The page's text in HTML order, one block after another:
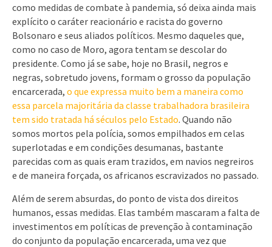
como medidas de combate à pandemia, só deixa ainda mais
explícito o caráter reacionário e racista do governo
Bolsonaro e seus aliados políticos. Mesmo daqueles que,
como no caso de Moro, agora tentam se descolar do
presidente. Como já se sabe, hoje no Brasil, negros e
negras, sobretudo jovens, formam o grosso da população
encarcerada, o que expressa muito bem a maneira como
essa parcela majoritária da classe trabalhadora brasileira
tem sido tratada há séculos pelo Estado. Quando não
somos mortos pela polícia, somos empilhados em celas
superlotadas e em condições desumanas, bastante
parecidas com as quais eram trazidos, em navios negreiros
e de maneira forçada, os africanos escravizados no passado.
Além de serem absurdas, do ponto de vista dos direitos
humanos, essas medidas. Elas também mascaram a falta de
investimentos em políticas de prevenção à contaminação
do conjunto da população encarcerada, uma vez que